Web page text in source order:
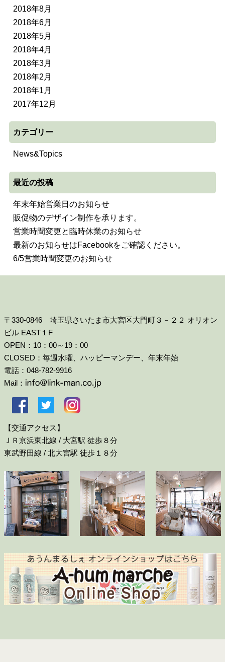
2018年8月
2018年6月
2018年5月
2018年4月
2018年3月
2018年2月
2018年1月
2017年12月
カテゴリー
News&Topics
最近の投稿
年末年始営業日のお知らせ
販促物のデザイン制作を承ります。
営業時間変更と臨時休業のお知らせ
最新のお知らせはFacebookをご確認ください。
6/5営業時間変更のお知らせ
〒330-0846 埼玉県さいたま市大宮区大門町３－２２ オリオン
ビル EAST１F
OPEN：10：00～19：00
CLOSED：毎週水曜、ハッピーマンデー、年末年始
電話：048-782-9916
Mail：
【交通アクセス】
ＪＲ京浜東北線 / 大宮駅 徒歩８分
東武野田線 / 北大宮駅 徒歩１８分